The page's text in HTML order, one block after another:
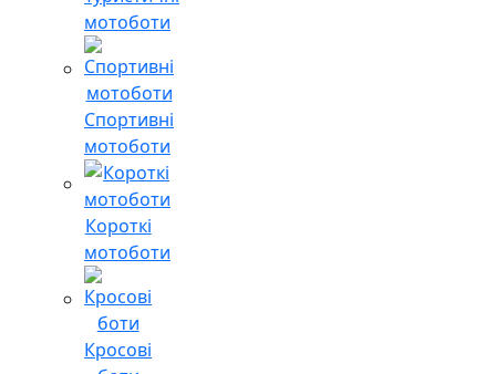
мотоботи
Спортивні
мотоботи
Короткі
мотоботи
Кросові